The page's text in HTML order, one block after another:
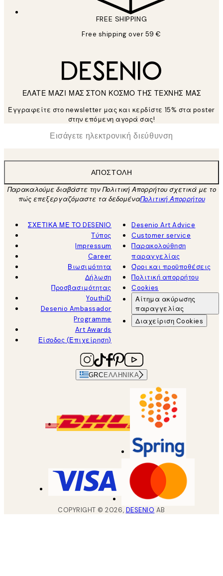
FREE SHIPPING
Free shipping over 59 €
ΕΛΑΤΕ ΜΑΖΙ ΜΑΣ ΣΤΟΝ ΚΟΣΜΟ ΤΗΣ ΤΕΧΝΗΣ ΜΑΣ
Εγγραφείτε στο newsletter μας και κερδίστε 15% στα poster
στην επόμενη αγορά σας!
Ηλεκτρονική Διεύθυνση
ΑΠΟΣΤΟΛΉ
Παρακαλούμε διαβάστε την Πολιτική Απορρήτου σχετικά με το
πώς επεξεργαζόμαστε τα δεδομέναΠολιτική Απορρήτου
ΣΧΕΤΙΚΑ ΜΕ ΤΟ DESENIO
Τύπος
Impressum
Career
Βιωσιμότητα
Δήλωση
Προσβασιμότητας
YouthiD
Desenio Ambassador
Programme
Art Awards
Είσοδος (Επιχείρηση)
Desenio Art Advice
Customer service
Παρακολούθηση
παραγγελίας
Όροι και προϋποθέσεις
Πολιτική απορρήτου
Cookies
Αίτημα ακύρωσης
παραγγελίας
Διαχείριση Cookies
GRC ΕΛΛΗΝΙΚΆ
COPYRIGHT ©2026, DESENIO AB